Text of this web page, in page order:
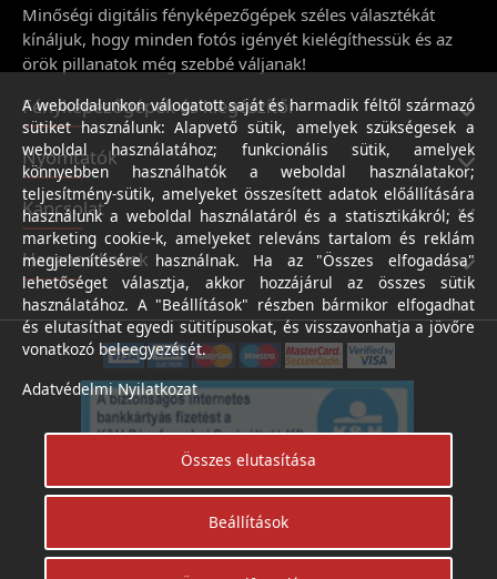
Minőségi digitális fényképezőgépek széles választékát
kínáljuk, hogy minden fotós igényét kielégíthessük és az
örök pillanatok még szebbé váljanak!
Fényképezőgépek és kiegészítői
Nyomtatók
Kapcsolat
Hasznos linkek
Árukereső.hu
A weboldalunkon válogatott saját és harmadik féltől származó
sütiket használunk: Alapvető sütik, amelyek szükségesek a
weboldal használatához; funkcionális sütik, amelyek
könnyebben használhatók a weboldal használatakor;
teljesítmény-sütik, amelyeket összesített adatok előállítására
használunk a weboldal használatáról és a statisztikákról; és
marketing cookie-k, amelyeket releváns tartalom és reklám
megjelenítésére használnak. Ha az "Összes elfogadása"
lehetőséget választja, akkor hozzájárul az összes sütik
használatához. A "Beállítások" részben bármikor elfogadhat
és elutasíthat egyedi sütitípusokat, és visszavonhatja a jövőre
vonatkozó beleegyezését.
Adatvédelmi Nyilatkozat
Összes elutasítása
Beállítások